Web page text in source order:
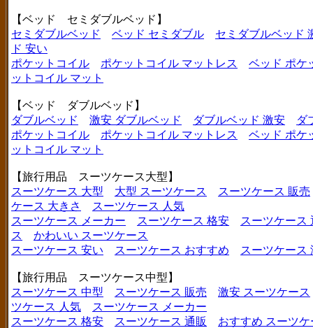
【ベッド セミダブルベッド】
セミダブルベッド
ベッド セミダブル
セミダブルベッド
ド 安い
ポケットコイル
ポケットコイル マットレス
ベッド ポケ
ットコイル マット
【ベッド ダブルベッド】
ダブルベッド
激安 ダブルベッド ダブルベッド 激安
ダ
ポケットコイル
ポケットコイル マットレス
ベッド ポケ
ットコイル マット
【旅行用品 スーツケース大型】
スーツケース 大型
大型 スーツケース
スーツケース 販売
ケース 大きさ
スーツケース 人気
スーツケース メーカー
スーツケース 格安
スーツケース
ス
かわいい スーツケース
スーツケース 安い
スーツケース おすすめ スーツケース
【旅行用品 スーツケース中型】
スーツケース 中型
スーツケース 販売
激安 スーツケース
ツケース 人気
スーツケース メーカー
スーツケース 格安
スーツケース 通販
おすすめ スーツケ